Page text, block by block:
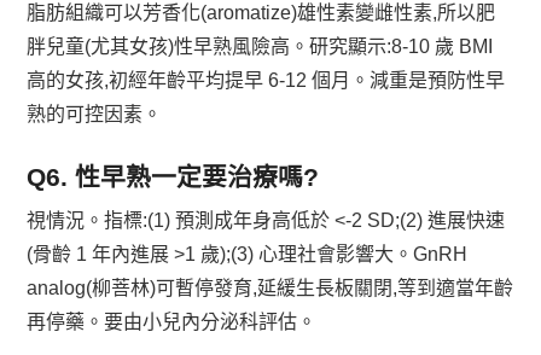
脂肪組織可以芳香化(aromatize)雄性素變雌性素,所以肥
胖兒童(尤其女孩)性早熟風險高。研究顯示:8-10 歲 BMI
高的女孩,初經年齡平均提早 6-12 個月。減重是預防性早
熟的可控因素。
Q6. 性早熟一定要治療嗎?
視情況。指標:(1) 預測成年身高低於 <-2 SD;(2) 進展快速
(骨齡 1 年內進展 >1 歲);(3) 心理社會影響大。GnRH
analog(柳菩林)可暫停發育,延緩生長板關閉,等到適當年齡
再停藥。要由小兒內分泌科評估。